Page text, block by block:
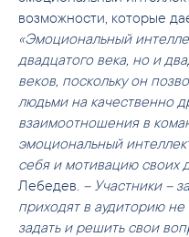
возможности, которые
«Эмоциональный
двадцатого века, но и
веков, поскольку он
людьми на качественно
взаимоотношения в
эмоциональный
себя и мотивацию своих
Лебедев. – Участники –
приходят в аудиторию
задать и решить свои